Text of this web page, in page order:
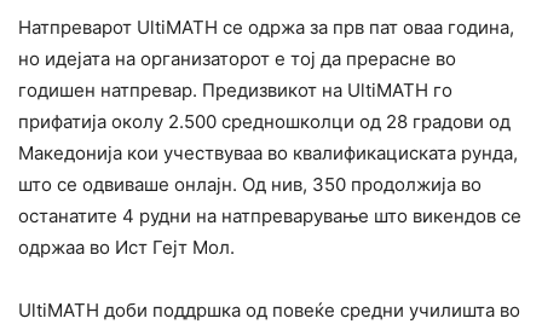
Натпреварот UltiMATH се одржа за прв пат оваа година,
но идејата на организаторот е тој да прерасне во
годишен натпревар. Предизвикот на UltiMATH го
прифатија околу 2.500 средношколци од 28 градови од
Македонија кои учествуваа во квалификациската рунда,
што се одвиваше онлајн. Од нив, 350 продолжија во
останатите 4 рудни на натпреварување што викендов се
одржаа во Ист Гејт Мол.
UltiMATH доби поддршка од повеќе средни училишта во